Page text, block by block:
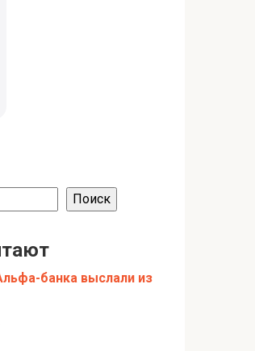
Поиск
банка выслали из